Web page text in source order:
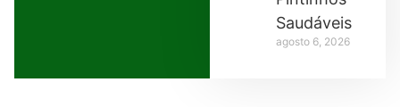
Saudáveis
agosto 6, 2026